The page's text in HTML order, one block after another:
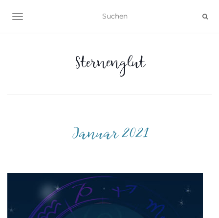
NAVIGATION UMSCHALTEN
Sternenglut
Januar 2021